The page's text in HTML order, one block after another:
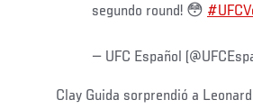
segundo round! 😳
— UFC Español
Clay Guida sorprendió a